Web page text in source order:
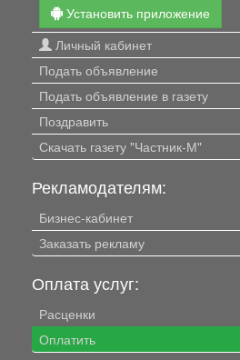
Установить приложение
Личный кабинет
Подать объявление
Подать объявление в газету
Поздравить
Скачать газету "Частник-М"
Рекламодателям:
Бизнес-кабинет
Заказать рекламу
Оплата услуг:
Расценки
Оплатить